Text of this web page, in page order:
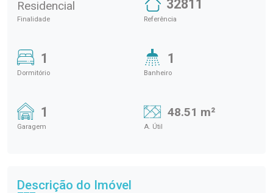
Residencial
Finalidade
32811
Referência
1
Dormitório
1
Banheiro
1
Garagem
48.51 m²
A. Útil
Descrição do Imóvel